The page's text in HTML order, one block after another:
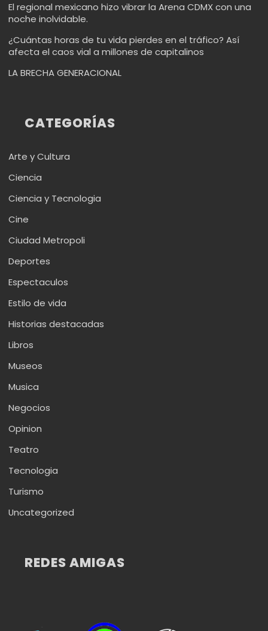
El regional mexicano hizo vibrar la Arena CDMX con una
noche inolvidable.
¿Cuántas horas de tu vida pierdes en el tráfico? Así
afecta el caos vial a millones de capitalinos
LA BRECHA GENERACIONAL
CATEGORÍAS
Arte y Cultura
Ciencia
Ciencia y Tecnologia
Cine
Ciudad Metropoli
Deportes
Espectaculos
Estilo de vida
Historias destacadas
Libros
Museos
Musica
Negocios
Opinion
Teatro
Tecnologia
Turismo
Uncategorized
REDES AMIGAS